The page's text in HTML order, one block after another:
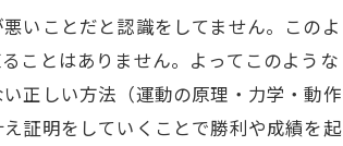
いことだと認識をしてません。このよ
ことはありません。よってこのような
正しい方法（運動の原理・力学・動作
証明をしていくことで勝利や成績を起